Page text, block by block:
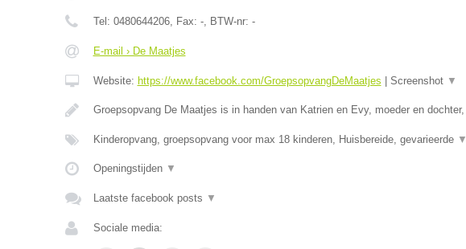
Tel: 0480644206, Fax: -, BTW-nr: -
E-mail › De Maatjes
Website: https://www.facebook.com/GroepsopvangDeMaatjes Screenshot ▼
Groepsopvang De Maatjes is in handen van Katrien en Evy, moeder en dochter,
Kinderopvang, groepsopvang voor max 18 kinderen, Huisbereide, gevarieerde ▼
Openingstijden ▼
Laatste facebook posts ▼
Sociale media: